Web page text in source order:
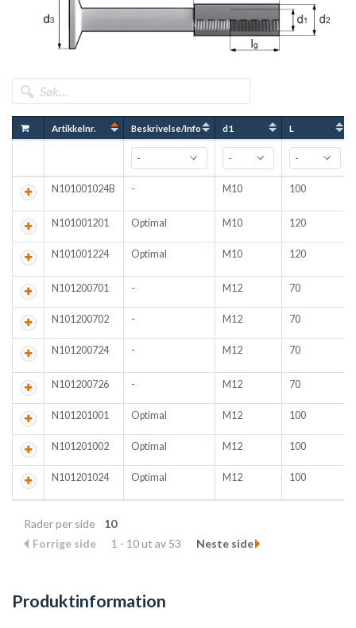
For artikkelnummer som slutter på B, er ankerets fot en bolt.
til å koble sammen riktig anker med riktig løftehode For
Artikkelnr. Beskrivelse/Info d1 L
N101001024B - M10 100
N101001201 Optimal M10 120
N101001224 Optimal M10 120
N101200701 - M12 70
N101200702 - M12 70
N101200724 - M12 70
N101200726 - M12 70
N101201001 Optimal M12 100
N101201002 Optimal M12 100
N101201024 Optimal M12 100
Rader per side
10
Forrige side
1 - 10 ut av 53 Neste side
Produktinformation